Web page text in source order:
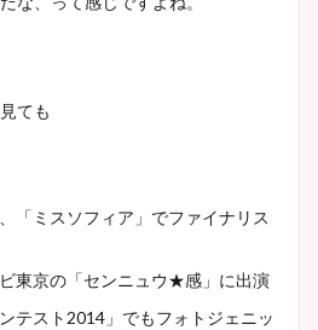
ても
「ミスソフィア」でファイナリス
東京の「センニュウ★感」に出演
テスト2014」でもフォトジェニッ